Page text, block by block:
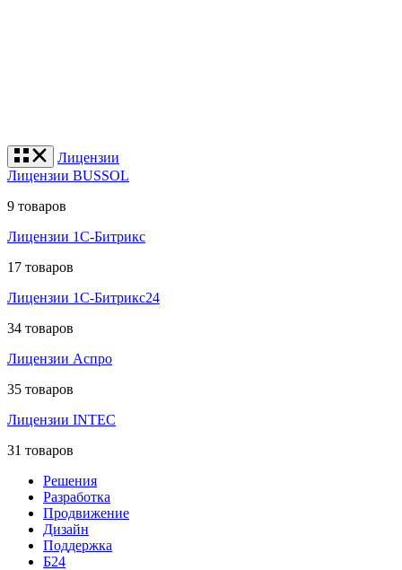
Лицензии
Лицензии BUSSOL
9 товаров
Лицензии 1С-Битрикс
17 товаров
Лицензии 1С-Битрикс24
34 товаров
Лицензии Аспро
35 товаров
Лицензии INTEC
31 товаров
Решения
Разработка
Продвижение
Дизайн
Поддержка
Б24